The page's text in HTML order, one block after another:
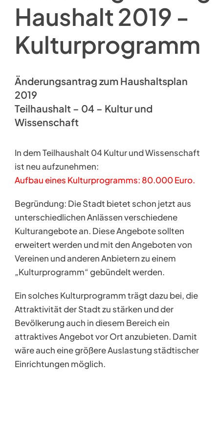
Haushalt 2019 -
Kulturprogramm
Änderungsantrag zum Haushaltsplan
2019
Teilhaushalt – 04 – Kultur und
Wissenschaft
In dem Teilhaushalt 04 Kultur und Wissenschaft
ist neu aufzunehmen:
Aufbau eines Kulturprogramms: 80.000 Euro.
Begründung: Die Stadt bietet schon jetzt aus
unterschiedlichen Anlässen verschiedene
Kulturangebote an. Diese Angebote sollten
erweitert werden und mit den Angeboten von
Vereinen und anderen Anbietern zu einem
„Kulturprogramm“ gebündelt werden.
Ein solches Kulturprogramm trägt dazu bei, die
Attraktivität der Stadt zu stärken und der
Bevölkerung auch in diesem Bereich ein
attraktives Angebot vor Ort anzubieten. Damit
wäre auch eine größere Auslastung städtischer
Einrichtungen möglich.